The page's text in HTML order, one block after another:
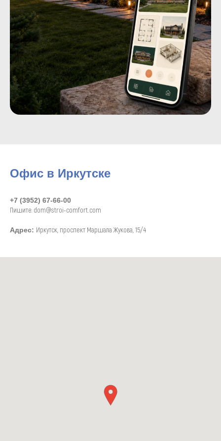
Офис в Иркутске
+7 (3952) 67-66-00
Пишите: dom@stroi-comfort.com
Адрес: Иркутск, проспект Маршала Жукова, 15/4